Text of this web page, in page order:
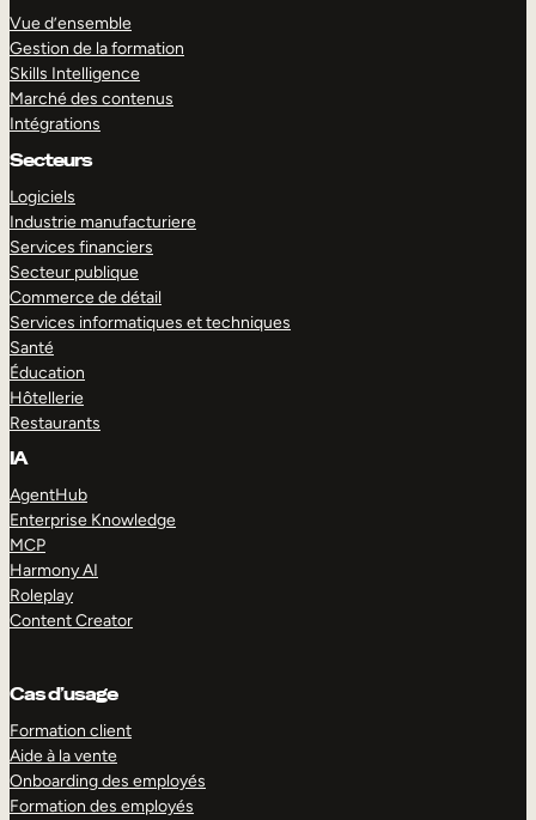
Vue d’ensemble
Gestion de la formation
Skills Intelligence
Marché des contenus
Intégrations
Secteurs
Logiciels
Industrie manufacturiere
Services financiers
Secteur publique
Commerce de détail
Services informatiques et techniques
Santé
Éducation
Hôtellerie
Restaurants
IA
AgentHub
Enterprise Knowledge
MCP
Harmony AI
Roleplay
Content Creator
Cas d’usage
Formation client
Aide à la vente
Onboarding des employés
Formation des employés